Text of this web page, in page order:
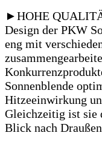
►HOHE
Design der PKW
eng mit
Sonnenblende
Hitzeeinwirkung
Gleichzeitig ist sie
Blick nach